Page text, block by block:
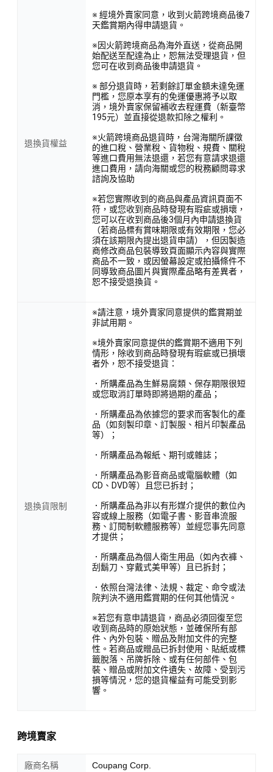
退換貨權益
※ 經境外賣家同意，收到火箭跨境商品後7
天鑑賞期內得申請退貨。
※因火箭跨境商品為海外直送，從商品開
始配送至配達為止，恕無法受理退貨，但
您可在收到商品後申請退貨。
※ 部分退貨時，若剩餘訂單金額未達免運
門檻，您原本享有的免運優惠將予以取
消，境外賣家保留補收去程運費（新臺幣
195元）並直接從退款扣除之權利。
※火箭跨境商品退貨時，台灣海關所課徵
的進口稅、營業稅、貨物稅、規費、關稅
等進口費用無法退還，若您有意請求退還
進口費用，請向海關或您的稅務顧問尋求
諮詢及協助
※若您實際收到的商品與產品資訊頁面不
符，或您收到商品時發現有瑕疵或損壞，
您可以在收到商品後3個月內申請退換貨
（若商品標有賞味期限或有效期限，您必
須在該期限內提出退貨申請），但因製造
商修改商品包裝導致頁面顯示內容與實際
商品不一致，或因螢幕設定或拍攝條件不
同導致商品圖片與實際產品略有差異者，
恕不接受退換貨。
退換貨限制
※請注意，境外賣家同意提供的鑑賞期並
非試用期。
※境外賣家同意提供的鑑賞期不適用下列
情形，除收到商品時發現有瑕疵或已損壞
者外，恕不接受退貨：
．所購產品為生鮮易腐類、保存期限很短
或您取消訂單時即將過期的產品；
．所購產品為依據您的要求而客製化的產
品（如刻製印章、訂製服、相片印製產品
等）；
．所購產品為報紙、期刊或雜誌；
．所購產品為影音商品或電腦軟體（如
CD、DVD等）且您已拆封；
．所購產品為非以有形媒介提供的數位內
容或線上服務（如電子書、影音串流服
務、訂閱制軟體服務等）並經您事先同意
才提供；
．所購產品為個人衛生用品（如內衣褲、
刮鬍刀、穿戴式美甲等）且已拆封；
．依照台灣法律、法規、裁定、命令或法
院判決不適用鑑賞期的任何其他情況。
※若您有意申請退貨，商品必須回復至您
收到商品時的原始狀態，並確保所有部
件、內外包裝、贈品及附加文件的完整
性。若商品或贈品已拆封使用、貼紙或標
籤脫落、吊牌拆除、或有任何部件、包
裝、贈品或附加文件遺失、故障、受到污
損等情況，您的退貨權益有可能受到影
響。
跨境賣家
廠商名稱 Coupang Corp.